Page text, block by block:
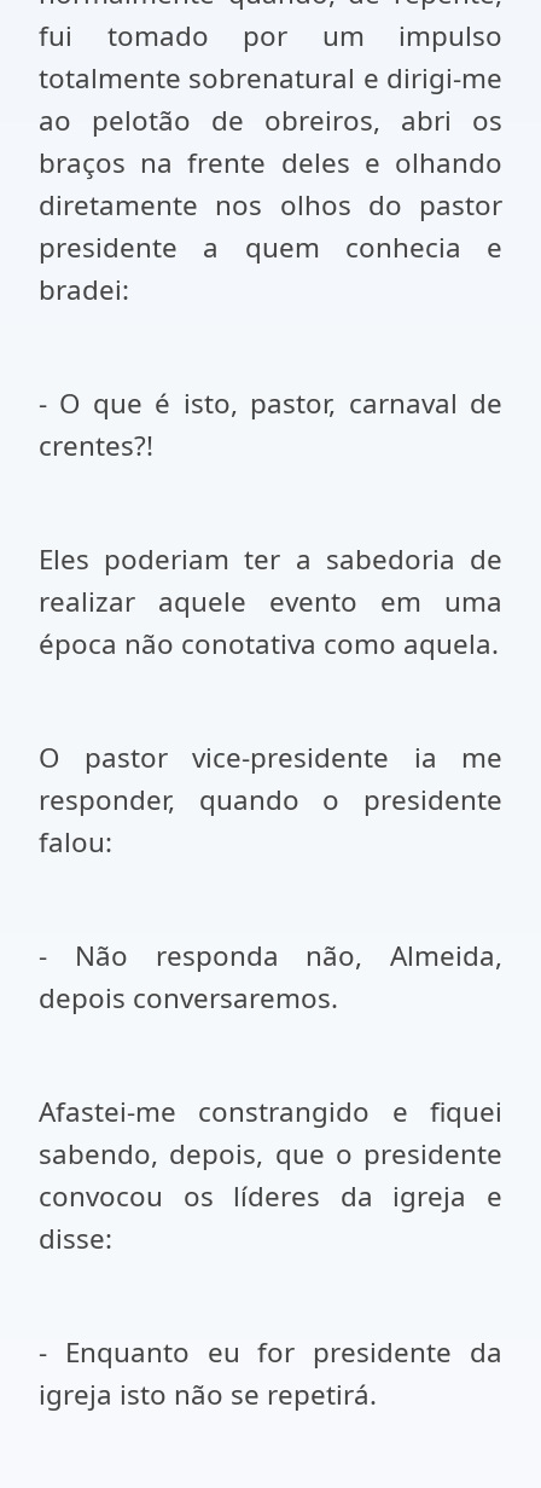
fui tomado por um impulso
totalmente sobrenatural e dirigi-me
ao pelotão de obreiros, abri os
braços na frente deles e olhando
diretamente nos olhos do pastor
presidente a quem conhecia e
bradei:
- O que é isto, pastor, carnaval de
crentes?!
Eles poderiam ter a sabedoria de
realizar aquele evento em uma
época não conotativa como aquela.
O pastor vice-presidente ia me
responder, quando o presidente
falou:
- Não responda não, Almeida,
depois conversaremos.
Afastei-me constrangido e fiquei
sabendo, depois, que o presidente
convocou os líderes da igreja e
disse:
- Enquanto eu for presidente da
igreja isto não se repetirá.